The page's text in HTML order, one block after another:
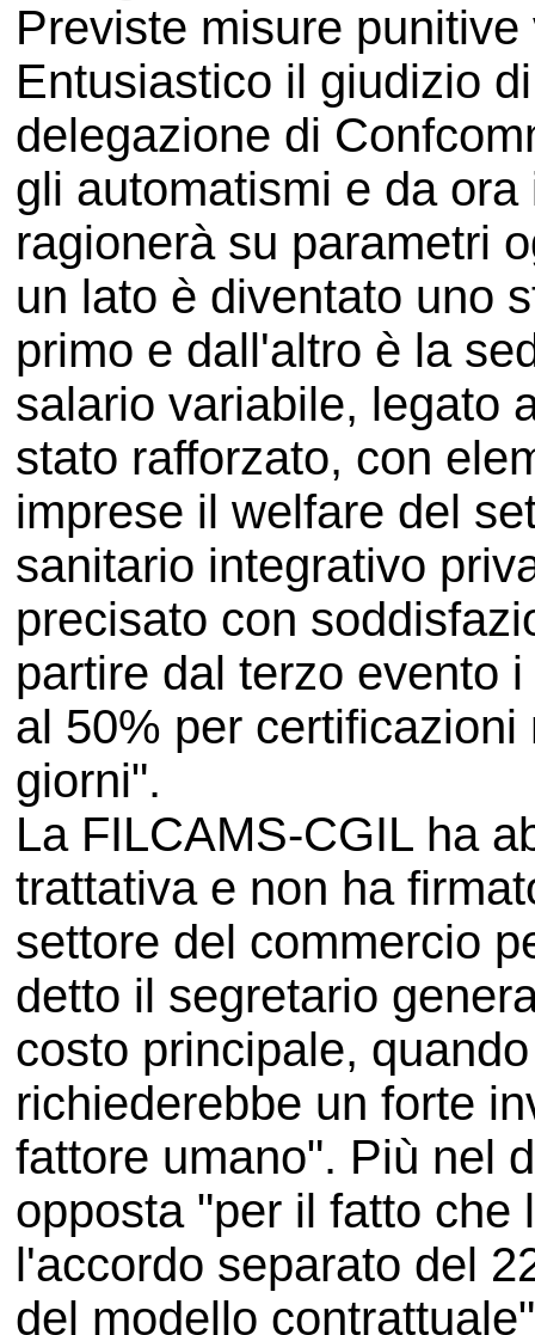
Previste misure
Entusiastico il giudizio
delegazione di
gli automatismi e da
ragionerà su parametri
un lato è diventato uno
primo e dall'altro è la
salario variabile, legato
stato rafforzato, con
imprese il welfare del
sanitario integrativo
precisato con
partire dal terzo evento
al 50% per
giorni".
La FILCAMS-CGIL ha
trattativa e non ha
settore del commercio
detto il segretario
costo principale,
richiederebbe un forte
fattore umano". Più nel
opposta "per il fatto che
l'accordo separato del
del modello